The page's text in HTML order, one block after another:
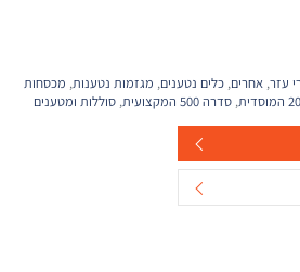
עזר, אחרים, כלים נטענים, מגזמות נטענות, מכסחות
, סדרה 500 המקצועית , סוללות ומטענים